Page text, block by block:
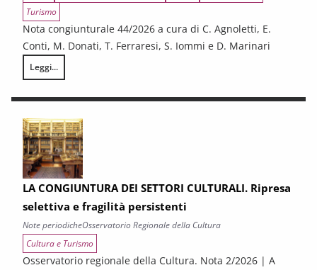
Turismo
Nota congiunturale 44/2026 a cura di C. Agnoletti, E.
Conti, M. Donati, T. Ferraresi, S. Iommi e D. Marinari
Leggi...
LA CONGIUNTURA NELLE PROVINCE TOSCANE
LA CONGIUNTURA DEI SETTORI CULTURALI. Ripresa
selettiva e fragilità persistenti
Note periodicheOsservatorio Regionale della Cultura
Cultura e Turismo
Osservatorio regionale della Cultura. Nota 2/2026 | A